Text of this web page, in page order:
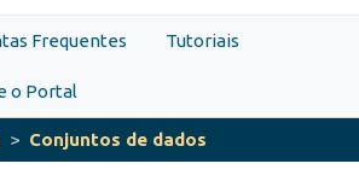
Frequentes Tutoriais
o Portal
Conjuntos de dados